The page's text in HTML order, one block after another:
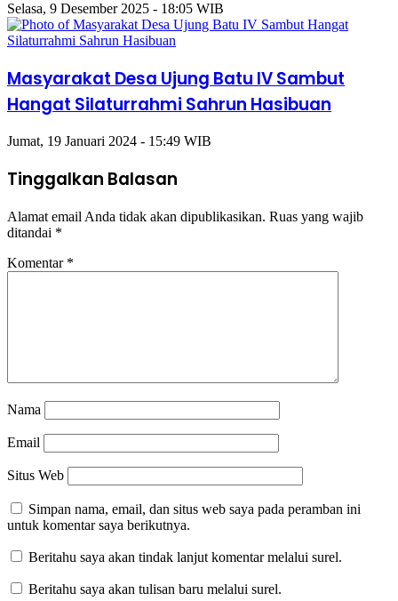
Selasa, 9 Desember 2025 - 18:05 WIB
Masyarakat Desa Ujung Batu IV Sambut
Hangat Silaturrahmi Sahrun Hasibuan
Jumat, 19 Januari 2024 - 15:49 WIB
Tinggalkan Balasan
Alamat email Anda tidak akan dipublikasikan. Ruas yang wajib
ditandai *
Komentar *
Nama
Email
Situs Web
Simpan nama, email, dan situs web saya pada peramban ini
untuk komentar saya berikutnya.
Beritahu saya akan tindak lanjut komentar melalui surel.
Beritahu saya akan tulisan baru melalui surel.